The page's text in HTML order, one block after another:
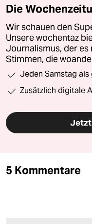
Die
Wir schauen den
Unsere wochentaz
Journalismus, der es
Stimmen, die
Jeden Samstag
Zusätzlich digitale
Jetzt
5 Kommentare